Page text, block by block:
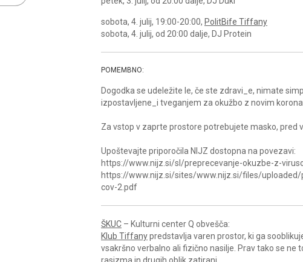
sobota, 4. julij, 19:00-20:00, PolitBife Tiffany
sobota, 4. julij, od 20:00 dalje, DJ Protein
POMEMBNO:
Dogodka se udeležite le, če ste zdravi_e, nimate
izpostavljene_i tveganjem za okužbo z novim
Za vstop v zaprte prostore potrebujete masko, pred
Upoštevajte priporočila NIJZ dostopna na povezavi:
https://www.nijz.si/sl/preprecevanje-okuzbe-z-
https://www.nijz.si/sites/www.nijz.si/files/
cov-2.pdf
ŠKUC – Kulturni center Q obvešča:
Klub Tiffanypredstavlja varen prostor, ki ga
vsakršno verbalno ali fizično nasilje. Prav tako se